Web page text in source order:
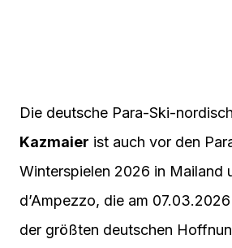
Die deutsche Para-Ski-
Kazmaier ist auch vor den
Winterspielen 2026 in Mailand
d’Ampezzo, die am
der größten deutschen